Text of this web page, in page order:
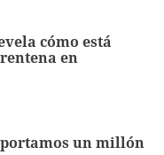
cómo está
en
un millón